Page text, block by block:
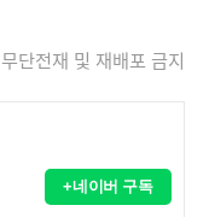
단전재 및 재배포 금지
+네이버 구독